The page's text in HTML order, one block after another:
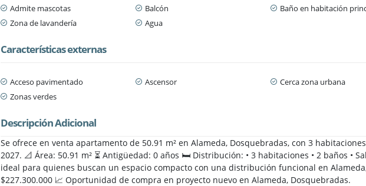
Admite mascotas Balcón Baño en habitación
Zona de lavandería
Agua
Características externas
Acceso pavimentado Ascensor Cerca zona urbana
Zonas verdes
Descripción Adicional
Se ofrece en venta apartamento de 50.91 m² en Alameda, Dosquebradas, con 3
2027. 📐 Área: 50.91 m² ⏳ Antigüedad: 0 años 🛏️ Distribución: • 3 habitaciones • 2 baños •
ideal para quienes buscan un espacio compacto con una distribución funcional en
$227.300.000 📈 Oportunidad de compra en proyecto nuevo en Alameda, Dosquebradas.